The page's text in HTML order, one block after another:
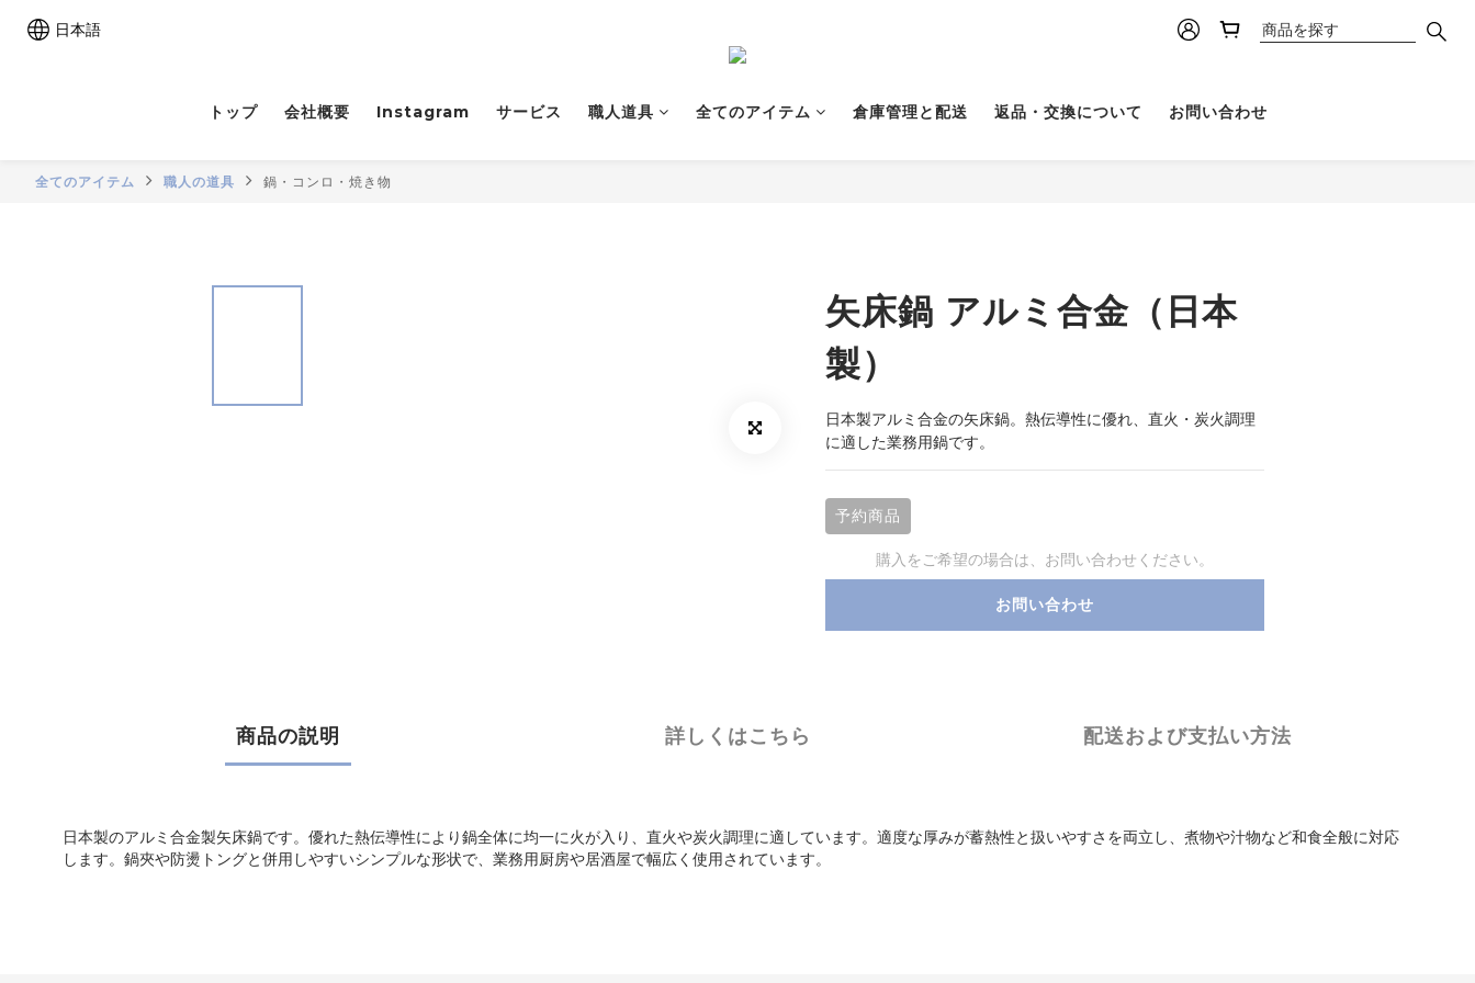
日本語
トップ 会社概要 Instagram サービス 職人道具 全てのアイテム 倉庫管理と配送 返品・交換について お問い合わせ
全てのアイテム 職人の道具 鍋・コンロ・焼き物
矢床鍋 アルミ合金（日本
製）
日本製アルミ合金の矢床鍋。熱伝導性に優れ、直火・炭火調理
に適した業務用鍋です。
予約商品
購入をご希望の場合は、お問い合わせください。
お問い合わせ
商品の説明 詳しくはこちら 配送および支払い方法
日本製のアルミ合金製矢床鍋です。優れた熱伝導性により鍋全体に均一に火が入り、直火や炭火調理に適しています。適度な厚みが蓄熱性と扱いやすさを両立し、煮物や汁物など和食全般に対応
します。鍋夾や防燙トングと併用しやすいシンプルな形状で、業務用厨房や居酒屋で幅広く使用されています。